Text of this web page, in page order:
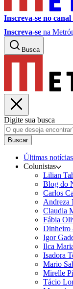
Inscreva-se no canal
Inscreva-se na
Busca
Digite sua busca
Buscar
Últimas notícias
Colunistas
Lilian
Blog do
Carlos
Andreza
Claudia
Fábia
Dinheiro
Igor
Ilca
Isadora
Mario
Mirelle
Tácio